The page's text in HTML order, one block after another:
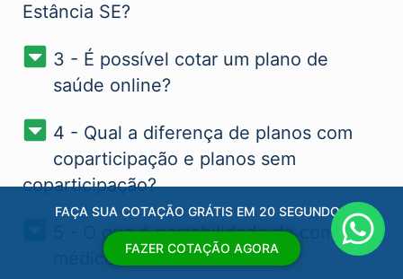
Estância SE?
3 - É possível cotar um plano de
saúde online?
4 - Qual a diferença de planos com
coparticipação e planos sem
coparticipação?
5 - O que é portabilidade de convênio
médico?
FAÇA SUA COTAÇÃO GRÁTIS EM 20 SEGUNDOS
FAZER COTAÇÃO AGORA